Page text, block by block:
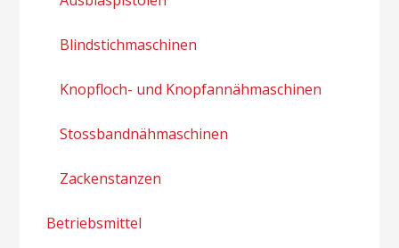
Blindstichmaschinen
Knopfloch- und Knopfannähmaschinen
Stossbandnähmaschinen
Zackenstanzen
Betriebsmittel